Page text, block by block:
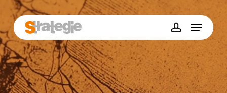
main
content
account
Menu